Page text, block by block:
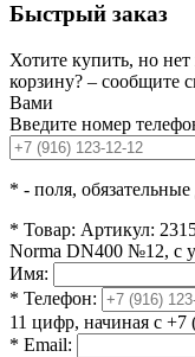
Быстрый заказ
Хотите купить, но нет
корзину? – сообщите
Вами
Введите номер
* - поля,
* Товар: Артикул:
Norma DN400 №12, с
Имя:
* Телефон:
11 цифр, начиная с +7
* Email: